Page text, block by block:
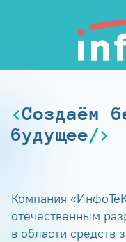
Создаём
будущее
Компания
отечественным
в области